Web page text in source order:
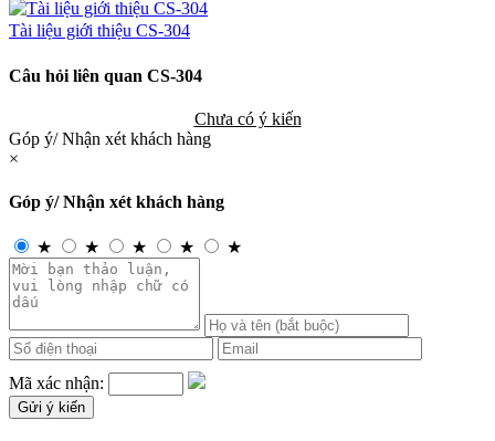
Tài liệu giới thiệu CS-304
Câu hỏi liên quan CS-304
Chưa có ý kiến
Góp ý/ Nhận xét khách hàng
×
Góp ý/ Nhận xét khách hàng
★ ★ ★ ★ ★
Mã xác nhận: